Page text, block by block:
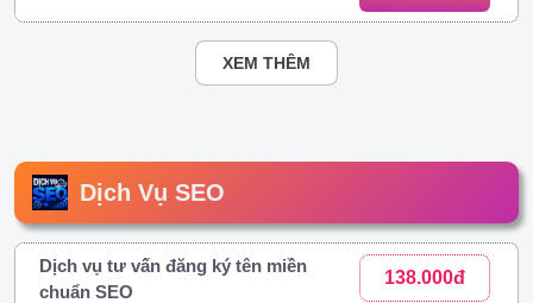
XEM THÊM
Dịch Vụ SEO
Dịch vụ tư vấn đăng ký tên miền
chuẩn SEO
138.000đ